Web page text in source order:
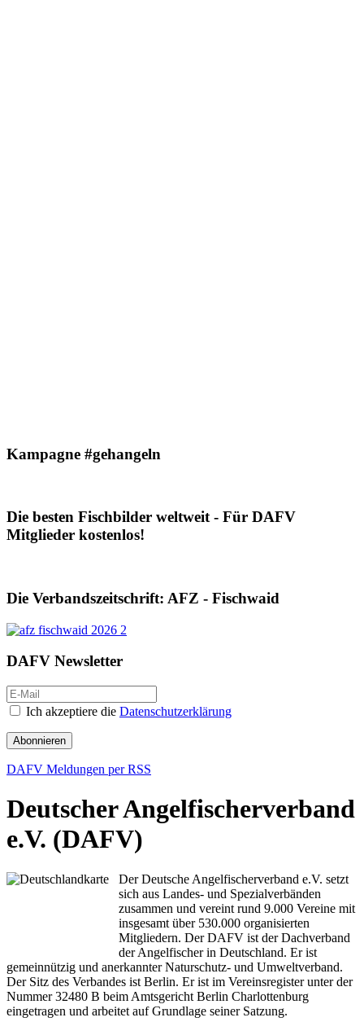
Kampagne #gehangeln
Die besten Fischbilder weltweit - Für DAFV
Mitglieder kostenlos!
Die Verbandszeitschrift: AFZ - Fischwaid
DAFV Newsletter
Ich akzeptiere die Datenschutzerklärung
Abonnieren
DAFV Meldungen per RSS
Deutscher Angelfischerverband
e.V. (DAFV)
Der Deutsche Angelfischerverband e.V. setzt
sich aus Landes- und Spezialverbänden
zusammen und vereint rund 9.000 Vereine mit
insgesamt über 530.000 organisierten
Mitgliedern. Der DAFV ist der Dachverband
der Angelfischer in Deutschland. Er ist
gemeinnützig und anerkannter Naturschutz- und Umweltverband.
Der Sitz des Verbandes ist Berlin. Er ist im Vereinsregister unter der
Nummer 32480 B beim Amtsgericht Berlin Charlottenburg
eingetragen und arbeitet auf Grundlage seiner Satzung.